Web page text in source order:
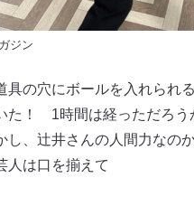
ジン
具の穴にボールを入れられ
た！ 1時間は経っただろう
し、辻井さんの人間力なの
人は口を揃えて